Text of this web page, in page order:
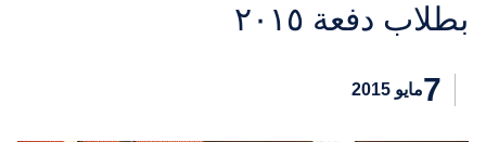
بطلاب دفعة ٢٠١٥
7مايو 2015